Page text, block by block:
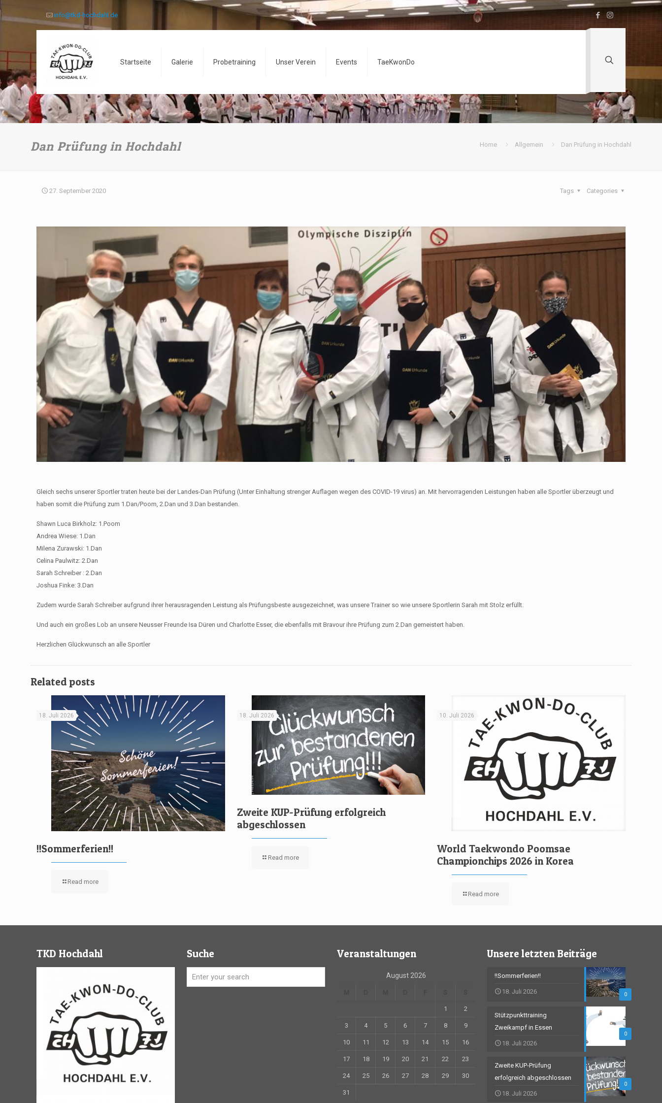
info@tkd-hochdahl.de
Startseite Galerie Probetraining Unser Verein Events TaeKwonDo
Dan Prüfung in Hochdahl Home Allgemein Dan Prüfung in Hochdahl
27. September 2020 Categories
Tags
Gleich sechs unserer Sportler traten heute bei der Landes-Dan Prüfung (Unter Einhaltung strenger Auflagen wegen des COVID-19 virus) an. Mit hervorragenden Leistungen haben alle Sportler überzeugt und
haben somit die Prüfung zum 1.Dan/Poom, 2.Dan und 3.Dan bestanden.
Shawn Luca Birkholz: 1.Poom
Andrea Wiese: 1.Dan
Milena Zurawski: 1.Dan
Celina Paulwitz: 2.Dan
Sarah Schreiber : 2.Dan
Joshua Finke: 3.Dan
Zudem wurde Sarah Schreiber aufgrund ihrer herausragenden Leistung als Prüfungsbeste ausgezeichnet, was unsere Trainer so wie unsere Sportlerin Sarah mit Stolz erfüllt.
Und auch ein großes Lob an unsere Neusser Freunde Isa Düren und Charlotte Esser, die ebenfalls mit Bravour ihre Prüfung zum 2.Dan gemeistert haben.
Herzlichen Glückwunsch an alle Sportler
Related posts
18. Juli 2026
!!Sommerferien!!
Read more
18. Juli 2026
Zweite KUP-Prüfung erfolgreich
abgeschlossen
Read more
10. Juli 2026
World Taekwondo Poomsae
Championchips 2026 in Korea
Read more
TKD Hochdahl Suche Veranstaltungen
August 2026
1 2
3 4 5 6 7 8 9
10 11 12 13 14 15 16
17 18 19 20 21 22 23
24 25 26 27 28 29 30
31
Unsere letzten Beiträge
0
!!Sommerferien!!
18. Juli 2026
0
Stützpunkttraining
Zweikampf in Essen
18. Juli 2026
0
Zweite KUP-Prüfung
erfolgreich abgeschlossen
18. Juli 2026